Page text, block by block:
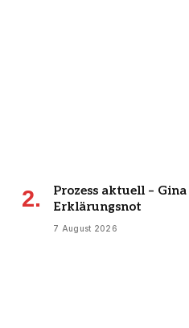
Prozess aktuell –
Erklärungsnot
7 August 2026